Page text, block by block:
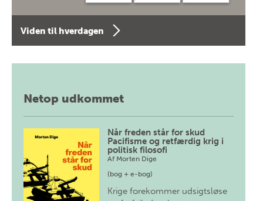
Viden til hverdagen
Netop udkommet
Når freden står for skud
Pacifisme og retfærdig krig i
politisk filosofi
Af Morten Dige
(bog + e-bog)
Krige forekommer udsigtsløse